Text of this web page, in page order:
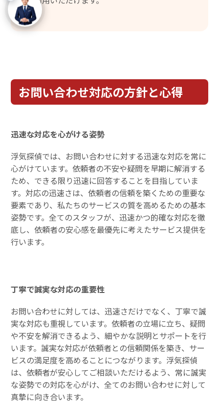
お問い合わせ対応の方針と心得
迅速な対応を心がける姿勢
浮気探偵では、お問い合わせに対する迅速な対応を常に
心がけています。依頼者の不安や疑問を早期に解消する
ため、できる限り迅速に回答することを目指していま
す。対応の迅速さは、依頼者の信頼を築くための重要な
要素であり、私たちのサービスの質を高めるための基本
姿勢です。全てのスタッフが、迅速かつ的確な対応を徹
底し、依頼者の安心感を最優先に考えたサービス提供を
行います。
丁寧で誠実な対応の重要性
お問い合わせに対しては、迅速さだけでなく、丁寧で誠
実な対応も重視しています。依頼者の立場に立ち、疑問
や不安を解消できるよう、細やかな説明とサポートを行
います。誠実な対応が依頼者との信頼関係を築き、サー
ビスの満足度を高めることにつながります。浮気探偵
は、依頼者が安心してご相談いただけるよう、常に誠実
な姿勢での対応を心がけ、全てのお問い合わせに対して
真摯に向き合います。